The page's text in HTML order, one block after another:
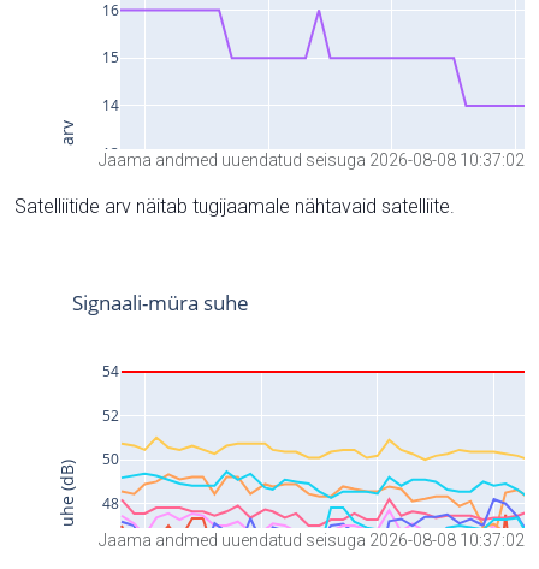
Jaama andmed uuendatud seisuga 2026-08-08 10:37:02
Satelliitide arv näitab tugijaamale nähtavaid satelliite.
Jaama andmed uuendatud seisuga 2026-08-08 10:37:02